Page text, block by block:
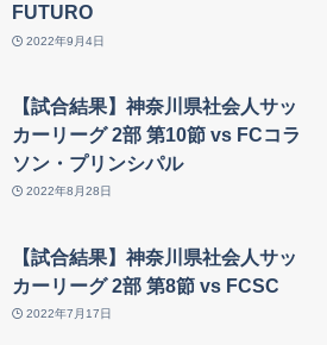
FUTURO
2022年9月4日
【試合結果】神奈川県社会人サッ
カーリーグ 2部 第10節 vs FCコラ
ソン・プリンシパル
2022年8月28日
【試合結果】神奈川県社会人サッ
カーリーグ 2部 第8節 vs FCSC
2022年7月17日